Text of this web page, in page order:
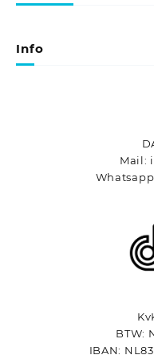
optie
gekozen
Info
Mail:
BTW:
IBAN: